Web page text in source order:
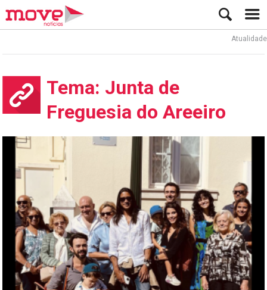
Atualidade
Tema: Junta de
Freguesia do Areeiro